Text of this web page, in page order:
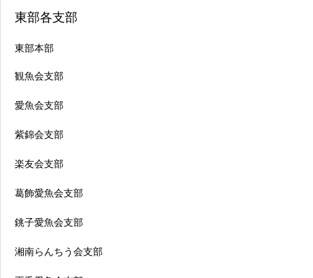
東部各支部
東部本部
観魚会支部
愛魚会支部
紫錦会支部
楽友会支部
葛飾愛魚会支部
銚子愛魚会支部
湘南らんちう会支部